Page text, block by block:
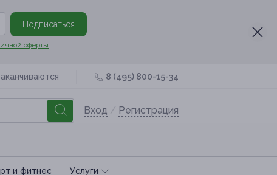
Подписаться
оферты
8 (495) 800-15-34
Вход / Регистрация
и фитнес Услуги